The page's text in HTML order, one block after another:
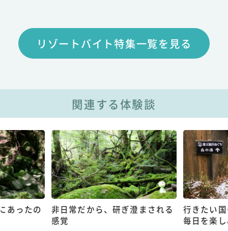
リゾートバイト特集一覧を見る
関連する体験談
あったの
非日常だから、研ぎ澄まされる
感覚
行きたい
毎日を楽